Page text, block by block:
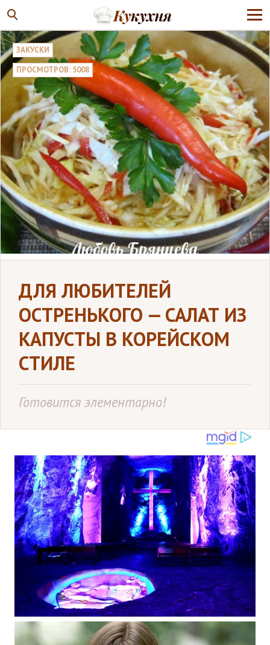
ЗАКУСКИ
ПРОСМОТРОВ: 5008
ДЛЯ ЛЮБИТЕЛЕЙ
ОСТРЕНЬКОГО — САЛАТ ИЗ
КАПУСТЫ В КОРЕЙСКОМ
СТИЛЕ
Готовится элементарно!